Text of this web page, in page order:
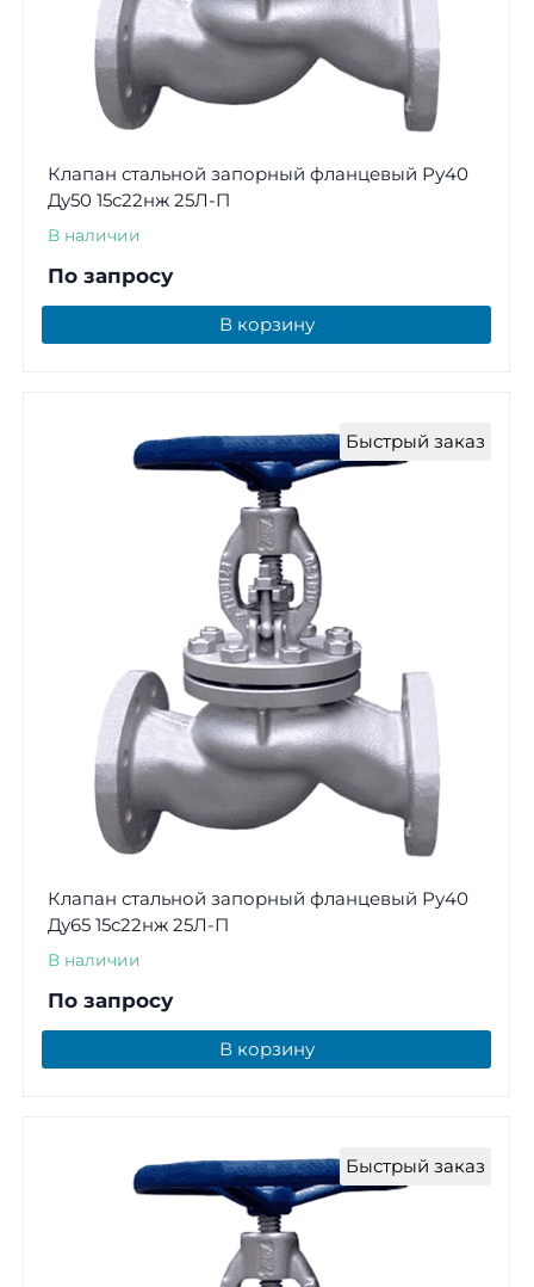
Клапан стальной запорный фланцевый Ру40
Ду50 15с22нж 25Л-П
В наличии
По запросу
В корзину
Быстрый заказ
Клапан стальной запорный фланцевый Ру40
Ду65 15с22нж 25Л-П
В наличии
По запросу
В корзину
Быстрый заказ